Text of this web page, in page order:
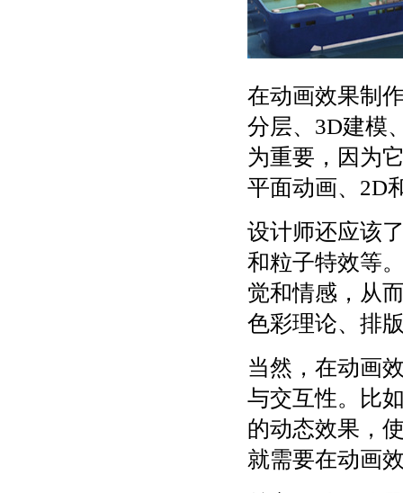
在动画效果制
分层、3D建模
为重要，因为
平面动画、2D
设计师还应该
和粒子特效等
觉和情感，从
色彩理论、排
当然，在动画
与交互性。比
的动态效果，
就需要在动画